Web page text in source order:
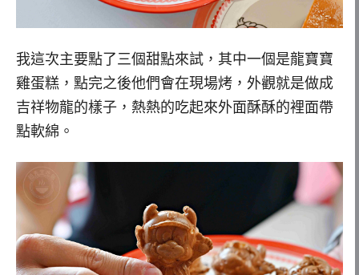
我這次主要點了三個甜點來試，其中一個是龍寶寶
雞蛋糕，點完之後他們會在現場烤，外觀就是做成
吉祥物龍的樣子，熱熱的吃起來外面酥酥的裡面帶
點軟綿。